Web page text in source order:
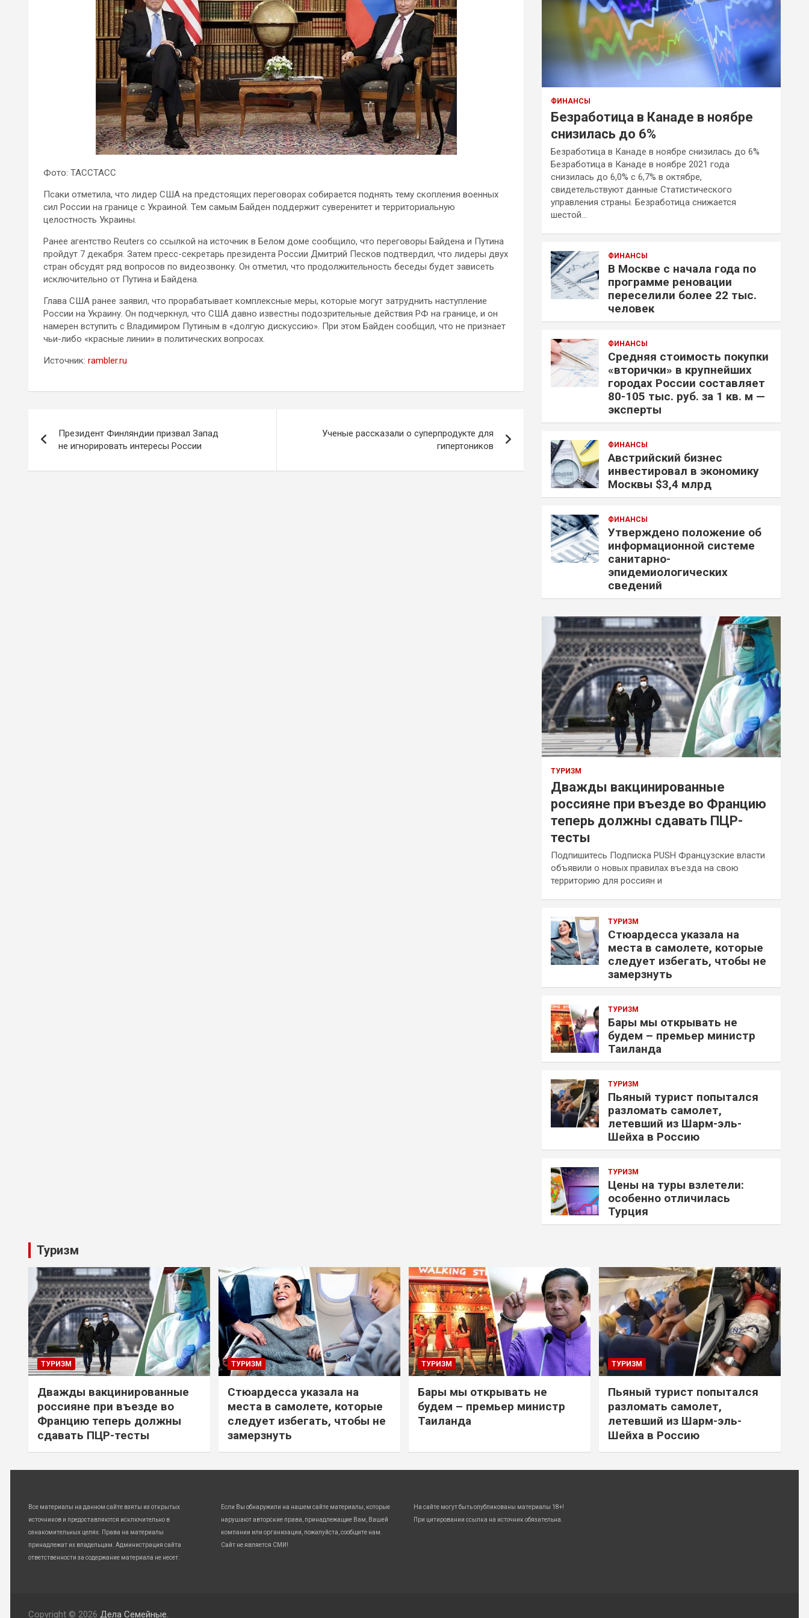
Фото: ТАССТАСС
Псаки отметила, что лидер США на предстоящих переговорах собирается поднять тему скопления военных
сил России на границе с Украиной. Тем самым Байден поддержит суверенитет и территориальную
целостность Украины.
Ранее агентство Reuters со ссылкой на источник в Белом доме сообщило, что переговоры Байдена и Путина
пройдут 7 декабря. Затем пресс-секретарь президента России Дмитрий Песков подтвердил, что лидеры двух
стран обсудят ряд вопросов по видеозвонку. Он отметил, что продолжительность беседы будет зависеть
исключительно от Путина и Байдена.
Глава США ранее заявил, что прорабатывает комплексные меры, которые могут затруднить наступление
России на Украину. Он подчеркнул, что США давно известны подозрительные действия РФ на границе, и он
намерен вступить с Владимиром Путиным в «долгую дискуссию». При этом Байден сообщил, что не признает
чьи-либо «красные линии» в политических вопросах.
Источник: rambler.ru
по
записям
Президент Финляндии призвал Запад
не игнорировать интересы России
Ученые рассказали о суперпродукте для
гипертоников
ФИНАНСЫ
Безработица в Канаде в ноябре
снизилась до 6%
Безработица в Канаде в ноябре снизилась до 6%
Безработица в Канаде в ноябре 2021 года
снизилась до 6,0% с 6,7% в октябре,
свидетельствуют данные Статистического
управления страны. Безработица снижается
шестой…
ФИНАНСЫ
В Москве с начала года по
программе реновации
переселили более 22 тыс.
человек
ФИНАНСЫ
Средняя стоимость покупки
«вторички» в крупнейших
городах России составляет
80-105 тыс. руб. за 1 кв. м —
эксперты
ФИНАНСЫ
Австрийский бизнес
инвестировал в экономику
Москвы $3,4 млрд
ФИНАНСЫ
Утверждено положение об
информационной системе
санитарно-
эпидемиологических
сведений
ТУРИЗМ
Дважды вакцинированные
россияне при въезде во Францию
теперь должны сдавать ПЦР-
тесты
Подпишитесь Подписка PUSH Французские власти
объявили о новых правилах въезда на свою
территорию для россиян и
ТУРИЗМ
Стюардесса указала на
места в самолете, которые
следует избегать, чтобы не
замерзнуть
ТУРИЗМ
Бары мы открывать не
будем – премьер министр
Таиланда
ТУРИЗМ
Пьяный турист попытался
разломать самолет,
летевший из Шарм-эль-
Шейха в Россию
ТУРИЗМ
Цены на туры взлетели:
особенно отличилась
Турция
Туризм
ТУРИЗМ
Дважды вакцинированные
россияне при въезде во
Францию теперь должны
сдавать ПЦР-тесты
ТУРИЗМ
Стюардесса указала на
места в самолете, которые
следует избегать, чтобы не
замерзнуть
ТУРИЗМ
Бары мы открывать не
будем – премьер министр
Таиланда
ТУРИЗМ
Пьяный турист попытался
разломать самолет,
летевший из Шарм-эль-
Шейха в Россию
Все материалы на данном сайте взяты из открытых
источников и предоставляются исключительно в
ознакомительных целях. Права на материалы
принадлежат их владельцам. Администрация сайта
ответственности за содержание материала не несет.
Если Вы обнаружили на нашем сайте материалы, которые
нарушают авторские права, принадлежащие Вам, Вашей
компании или организации, пожалуйста, сообщите нам.
Сайт не является СМИ!
На сайте могут быть опубликованы материалы 18+!
При цитировании ссылка на источник обязательна.
Copyright © 2026 Дела Семейные.